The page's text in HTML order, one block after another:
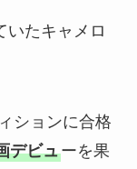
いたキャメロ
ションに合格
デビューを果